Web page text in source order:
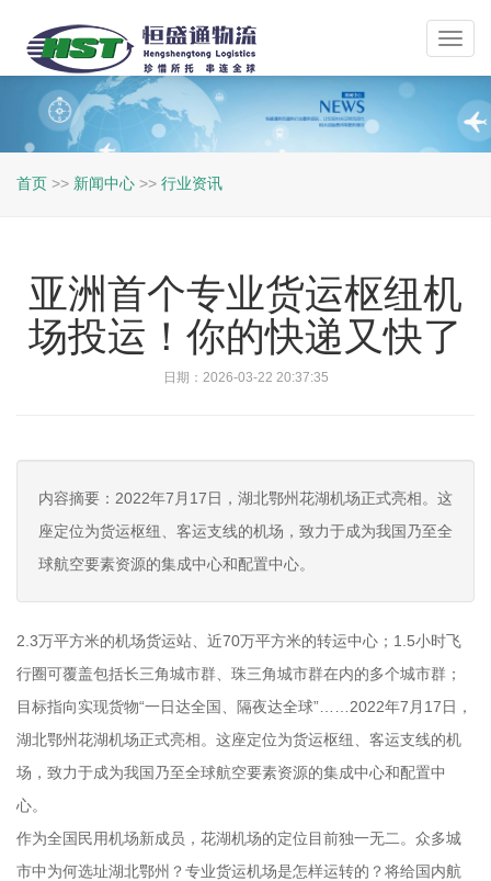
首页 >> 新闻中心 >> 行业资讯
亚洲首个专业货运枢纽机
场投运！你的快递又快了
日期：2026-03-22 20:37:35
内容摘要：2022年7月17日，湖北鄂州花湖机场正式亮相。这
座定位为货运枢纽、客运支线的机场，致力于成为我国乃至全
球航空要素资源的集成中心和配置中心。
2.3万平方米的机场货运站、近70万平方米的转运中心；1.5小时飞
行圈可覆盖包括长三角城市群、珠三角城市群在内的多个城市群；
目标指向实现货物“一日达全国、隔夜达全球”……2022年7月17日，
湖北鄂州花湖机场正式亮相。这座定位为货运枢纽、客运支线的机
场，致力于成为我国乃至全球航空要素资源的集成中心和配置中
心。
作为全国民用机场新成员，花湖机场的定位目前独一无二。众多城
市中为何选址湖北鄂州？专业货运机场是怎样运转的？将给国内航